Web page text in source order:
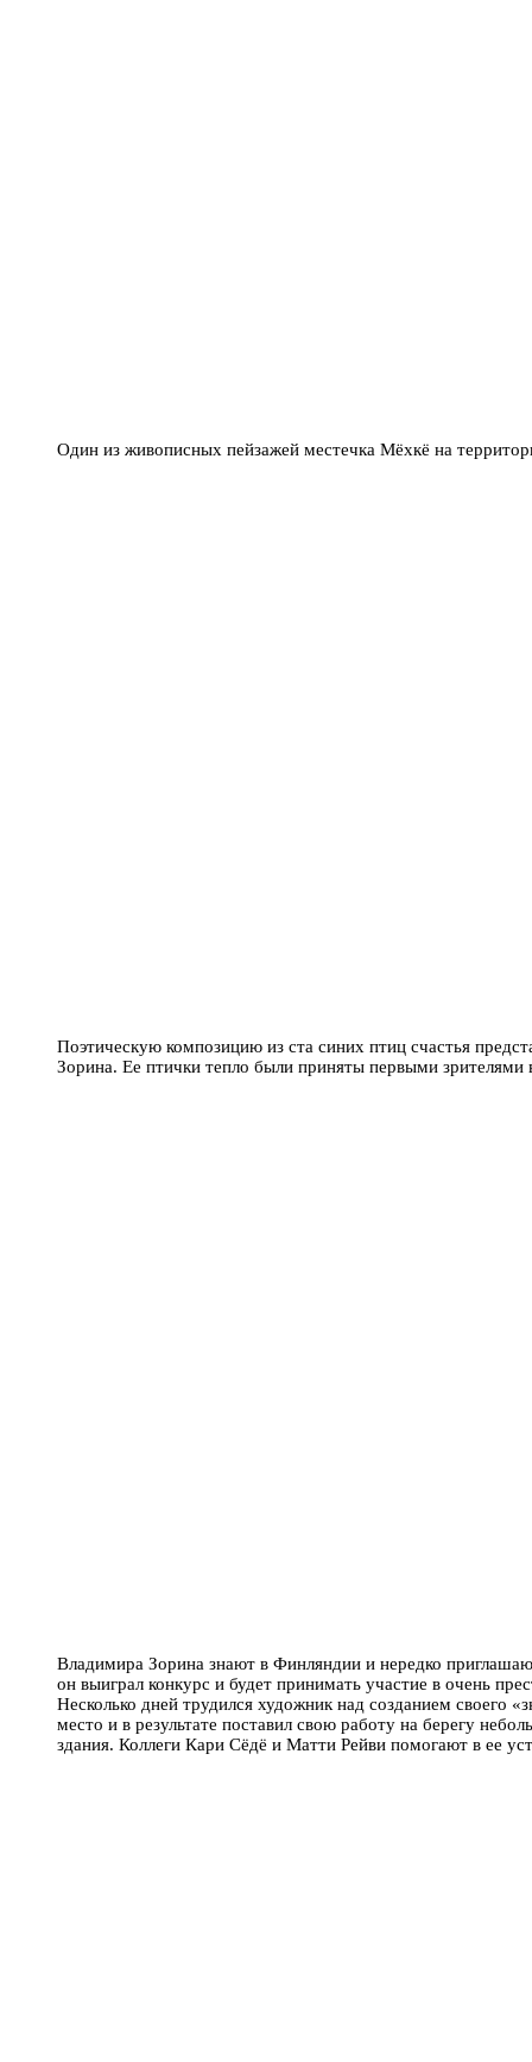
Один из живописных пейзажей местечка Мёхкё на
Поэтическую композицию из ста синих птиц счастья
Зорина. Ее птички тепло были приняты первыми зрителями
Владимира Зорина знают в Финляндии и нередко
он выиграл конкурс и будет принимать участие в очень
Несколько дней трудился художник над созданием своего
место и в результате поставил свою работу на берегу
здания. Коллеги Кари Сёдё и Матти Рейви помогают в ее